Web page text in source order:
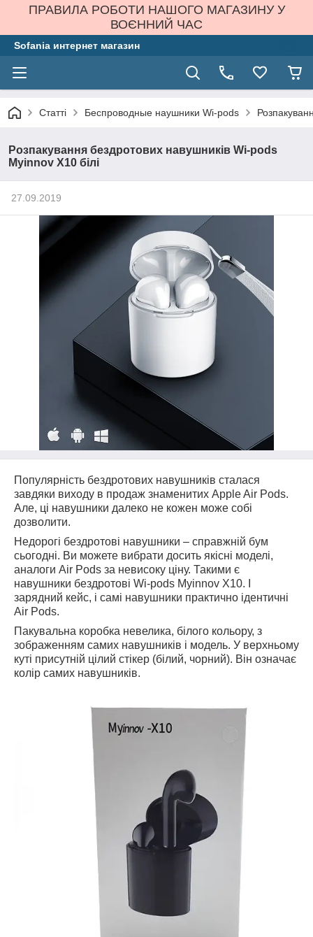
ПРАВИЛА РОБОТИ НАШОГО МАГАЗИНУ У
ВОЄННИЙ ЧАС
Sofania интернет магазин
Статті Беспроводные наушники Wi-pods
Розпакування бездротових навушників Wi-pods
Myinnov X10 білі
27.09.2019
Популярність бездротових навушників сталася
завдяки виходу в продаж знаменитих Apple Air Pods.
Але, ці навушники далеко не кожен може собі
дозволити.
Недорогі бездротові навушники – справжній бум
сьогодні. Ви можете вибрати досить якісні моделі,
аналоги Air Pods за невисоку ціну. Такими є
навушники бездротові Wi-pods Myinnov X10. І
зарядний кейс, і самі навушники практично ідентичні
Air Pods.
Пакувальна коробка невелика, білого кольору, з
зображенням самих навушників і модель. У верхньому
куті присутній цілий стікер (білий, чорний). Він означає
колір самих навушників.